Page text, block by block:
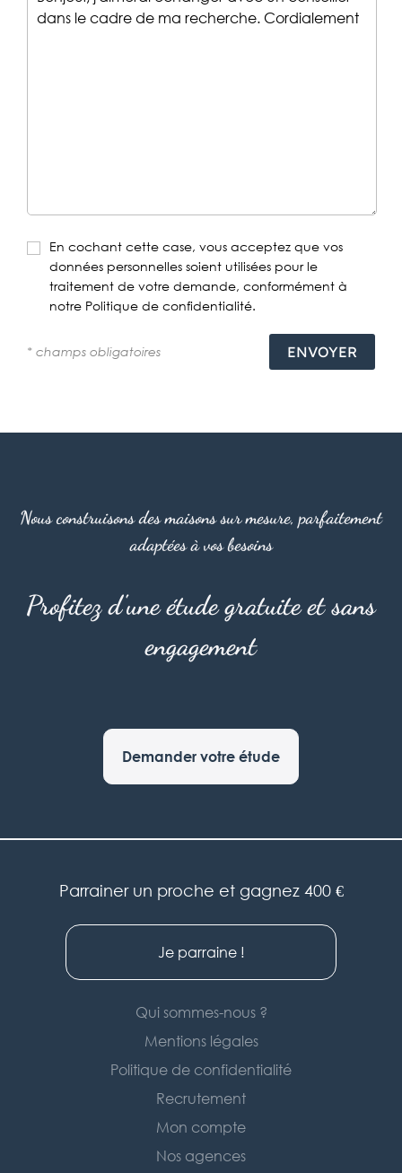
En cochant cette case, vous acceptez que vos
données personnelles soient utilisées pour le
traitement de votre demande, conformément à
notre Politique de confidentialité.
* champs obligatoires
Nous construisons des maisons sur mesure, parfaitement
adaptées à vos besoins
Profitez d'une étude gratuite et sans
engagement
Demander votre étude
Parrainer un proche et gagnez 400 €
Je parraine !
Qui sommes-nous ?
Mentions légales
Politique de confidentialité
Recrutement
Mon compte
Nos agences